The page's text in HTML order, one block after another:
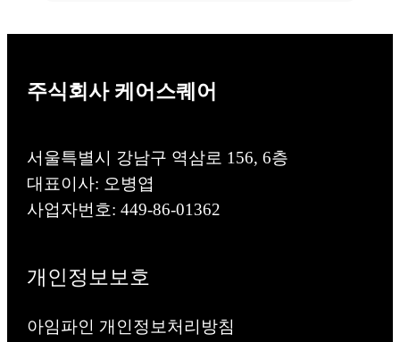
주식회사 케어스퀘어
서울특별시 강남구 역삼로 156, 6층
대표이사: 오병엽
사업자번호: 449-86-01362
개인정보보호
아임파인 개인정보처리방침